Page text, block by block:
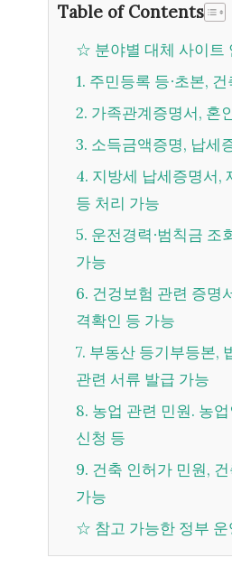
Table of Contents
☆ 분야별 대체 사이트
1. 주민등록 등∙초본,
2. 가족관계증명서,
3. 소득금액증명, 납세
4. 지방세 납세증명서, 재산세∙자동차세
등 처리 가능
5. 운전경력∙범칙금 조회, 교통 관련 민원
가능
6. 건겅보험 관련 증명서, 보험료 납부∙자
격확인 등 가능
7. 부동산 등기부등본, 법인등기 등 등기
관련 서류 발급 가능
8. 농업 관련 민원. 농업인 등록, 보조금
신청 등
9. 건축 인허가 민원, 건축물 관련 민원
가능
☆ 참고 가능한 정부